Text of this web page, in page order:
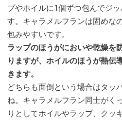
プやホイルに1個ずつ包んでジ
す。キャラメルフランは固めな
包みやすいです。
ラップのほうがにおいや乾燥を
りますが、ホイルのほうが熱伝
きます。
どちらも面倒という場合はタッ
ね。キャラメルフラン同士がく
りとしてホイルやラップ、クッ